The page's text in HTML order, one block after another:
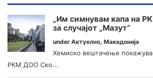
„Им симнувам капа на
за случајот „Мазут“
under Актуелно, Македонија
Хемиско вештачење покажува
РКМ ДОО Ско...